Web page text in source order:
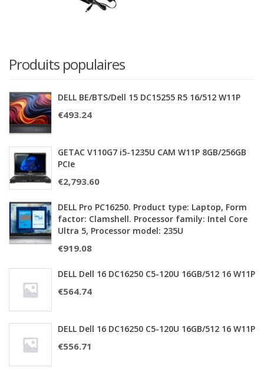
Produits populaires
DELL BE/BTS/Dell 15 DC15255 R5 16/512 W11P
€493.24
GETAC V110G7 i5-1235U CAM W11P 8GB/256GB
PCIe
€2,793.60
DELL Pro PC16250. Product type: Laptop, Form
factor: Clamshell. Processor family: Intel Core
Ultra 5, Processor model: 235U
€919.08
DELL Dell 16 DC16250 C5-120U 16GB/512 16 W11P
€564.74
DELL Dell 16 DC16250 C5-120U 16GB/512 16 W11P
€556.71